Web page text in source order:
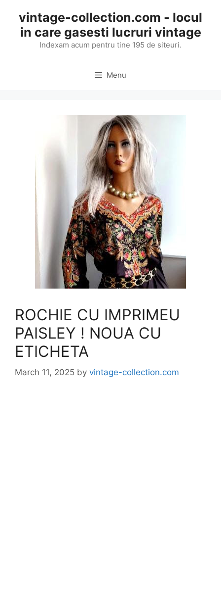
content
vintage-collection.com - locul
in care gasesti lucruri vintage
Indexam acum pentru tine 195 de siteuri.
Menu
ROCHIE CU IMPRIMEU
PAISLEY ! NOUA CU
ETICHETA
March 11, 2025 by vintage-collection.com